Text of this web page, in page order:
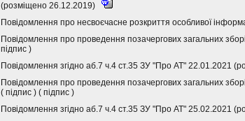
(розміщено 26.12.2019)
Повідомлення про несвоєчасне розкриття особливої
Повідомлення про проведення позачергових загальних
підпис )
Повідомлення згідно аб.7 ч.4 ст.35 ЗУ "Про АТ" 22.01.2021
Повідомлення про проведення позачергових загальних
( підпис ) ( підпис )
Повідомлення згідно аб.7 ч.4 ст.35 ЗУ "Про АТ" 25.02.2021